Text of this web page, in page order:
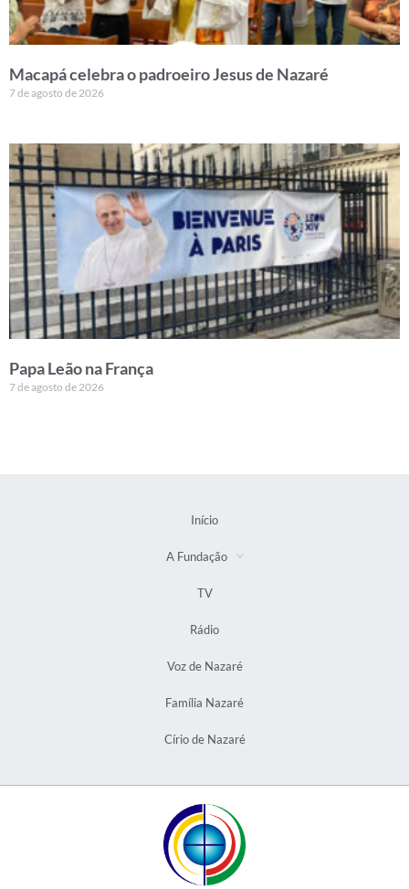
Macapá celebra o padroeiro Jesus de Nazaré
7 de agosto de 2026
Papa Leão na França
7 de agosto de 2026
Início
A Fundação
TV
Rádio
Voz de Nazaré
Família Nazaré
Círio de Nazaré